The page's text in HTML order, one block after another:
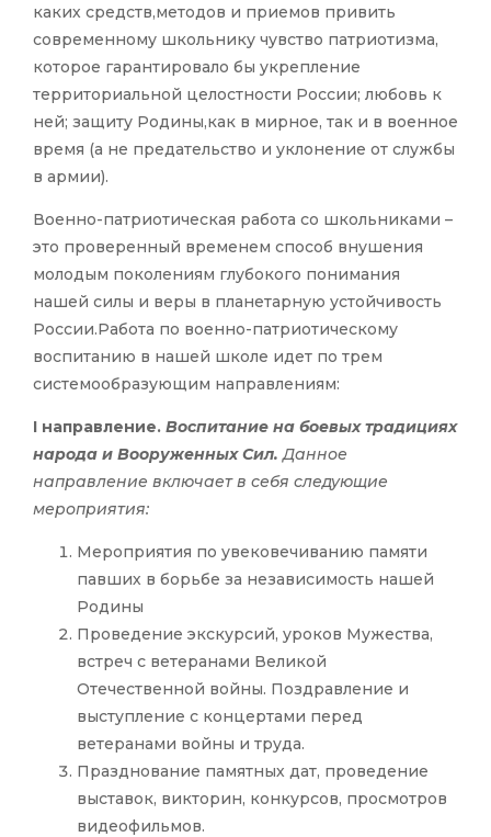
каких средств,методов и приемов привить
современному школьнику чувство патриотизма,
которое гарантировало бы укрепление
территориальной целостности России; любовь к
ней; защиту Родины,как в мирное, так и в военное
время (а не предательство и уклонение от службы
в армии).
Военно-патриотическая работа со школьниками –
это проверенный временем способ внушения
молодым поколениям глубокого понимания
нашей силы и веры в планетарную устойчивость
России.Работа по военно-патриотическому
воспитанию в нашей школе идет по трем
системообразующим направлениям:
I направление. Воспитание на боевых традициях
народа и Вооруженных Сил.Данное
направление включает в себя следующие
мероприятия:
Мероприятия по увековечиванию памяти
павших в борьбе за независимость нашей
Родины
Проведение экскурсий, уроков Мужества,
встреч с ветеранами Великой
Отечественной войны. Поздравление и
выступление с концертами перед
ветеранами войны и труда.
Празднование памятных дат, проведение
выставок, викторин, конкурсов, просмотров
видеофильмов.